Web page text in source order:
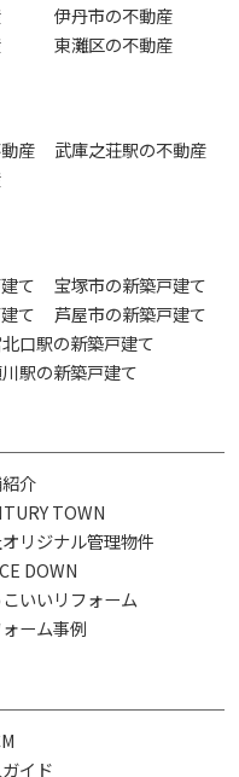
伊丹市の不動産
東灘区の不動産
産
武庫之荘駅の不動産
て
宝塚市の新築戸建て
て
芦屋市の新築戸建て
口駅の新築戸建て
駅の新築戸建て
介
TOWN
リジナル管理物件
DOWN
いいリフォーム
ーム事例
イド